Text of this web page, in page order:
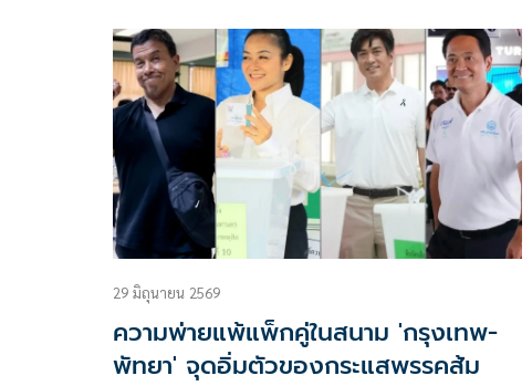
29 มิถุนายน 2569
ความพ่ายแพ้แพ็กคู่ในสนาม 'กรุงเทพ-
พัทยา' จุดอิ่มตัวของกระแสพรรคส้ม